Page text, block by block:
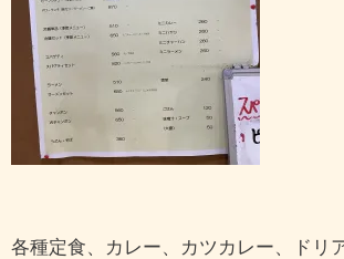
各種定食、カレー、カツカレー、ドリ